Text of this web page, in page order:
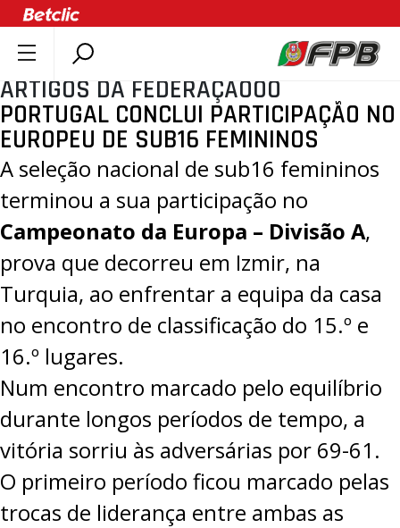
SOBRE A FPB
DOCUMENTOS
ÚLTIMAS
COMPETIÇÕES
ASSOCIAÇÕES
CLUBES
AGENTES
AGENDA
SELEÇÕES
MINIBASQUETE
ÁREA TÉCNICA
PROJETOS
LIGA BETCLIC MASCULINA
LIGA BETCLIC FEMININA
ARTIGOS DA FEDERAÇÃOOO
PORTUGAL CONCLUI PARTICIPAÇÃO NO
EUROPEU DE SUB16 FEMININOS
A seleção nacional de sub16 femininos
terminou a sua participação no
Campeonato da Europa – Divisão A,
prova que decorreu em Izmir, na
Turquia, ao enfrentar a equipa da casa
no encontro de classificação do 15.º e
16.º lugares.
Num encontro marcado pelo equilíbrio
durante longos períodos de tempo, a
vitória sorriu às adversárias por 69-61 .
O primeiro período ficou marcado pelas
trocas de liderança entre ambas as